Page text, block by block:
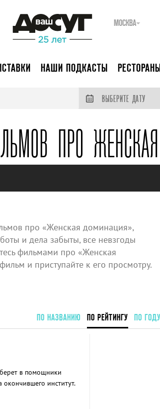
МОСКВА
НАШИ ПОДКАСТЫ
ВЫБЕРИТЕ ДАТУ
ПРО
про «Женская доминация»,
и дела забыты, все невзгоды
фильмами про «Женская
и приступайте к его просмотру.
ПО НАЗВАНИЮ ПО РЕЙТИНГУ ПО ГОДУ
в помощники
институт.